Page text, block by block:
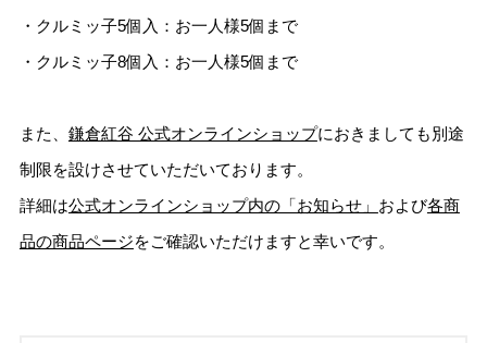
・クルミッ子5個入：お一人様5個まで
・クルミッ子8個入：お一人様5個まで
また、 鎌倉紅谷 公式オンラインショップにおきましても別途
制限を設けさせていただいております。
詳細は公式オンラインショップ内の「お知らせ」 および各商
品の商品ページをご確認いただけますと幸いです。